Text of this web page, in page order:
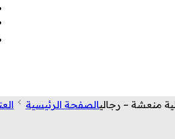
منعشة – رجاليالصفحة الرئيسية